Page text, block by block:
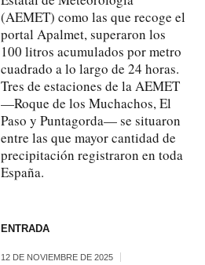
(AEMET) como las que recoge el
portal Apalmet, superaron los
100 litros acumulados por metro
cuadrado a lo largo de 24 horas.
Tres de estaciones de la AEMET
—Roque de los Muchachos, El
Paso y Puntagorda— se situaron
entre las que mayor cantidad de
precipitación registraron en toda
España.
ENTRADA
12 DE NOVIEMBRE DE 2025